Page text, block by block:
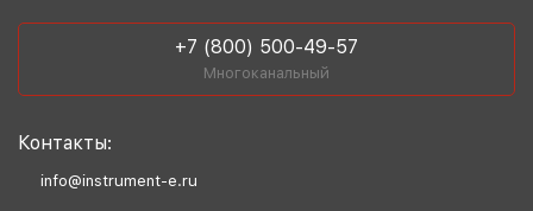
+7 (800) 500-49-57
Многоканальный
Контакты:
info@instrument-e.ru